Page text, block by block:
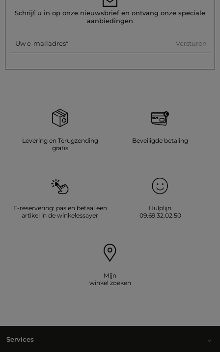
Schrijf u in op onze nieuwsbrief en ontvang onze speciale
aanbiedingen
Uw e-mailadres Versturen
Levering en Terugzending
gratis
Beveiligde betaling
E-reservering: pas en betaal een
artikel in de winkelessayer
Hulplijn
09.69.32.02.50
Mijn
winkel zoeken
Services